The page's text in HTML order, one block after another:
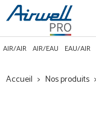
AIR/AIR AIR/EAU EAU/AIR
Accueil Nos produits